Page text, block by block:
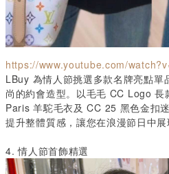
https://www.youtube.com/
LBuy 為情人節挑選多款名牌亮點
尚的約會造型。以毛毛 CC Logo長
Paris羊駝毛衣及 CC 25 黑色金扣
提升整體質感，讓您在浪漫節日中展
4.情人節首飾精選